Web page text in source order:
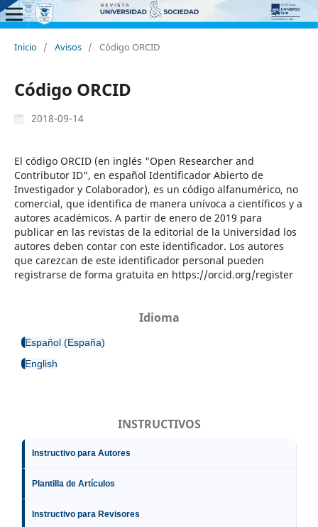
Inicio / Avisos / Código ORCID
Código ORCID
2018-09-14
El código ORCID (en inglés "Open Researcher and
Contributor ID", en español Identificador Abierto de
Investigador y Colaborador), es un código alfanumérico, no
comercial, que identifica de manera unívoca a científicos y a
autores académicos. A partir de enero de 2019 para
publicar en las revistas de la editorial de la Universidad los
autores deben contar con este identificador. Los autores
que carezcan de este identificador personal pueden
registrarse de forma gratuita en https://orcid.org/register
Idioma
Español (España)
English
INSTRUCTIVOS
Instructivo para Autores
Plantilla de Artículos
Instructivo para Revisores